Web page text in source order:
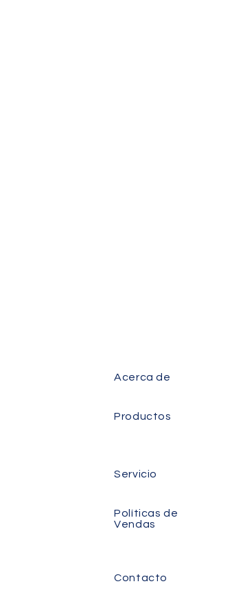
Acerca de
Productos
Servicio
Políticas de
Vendas
Contacto